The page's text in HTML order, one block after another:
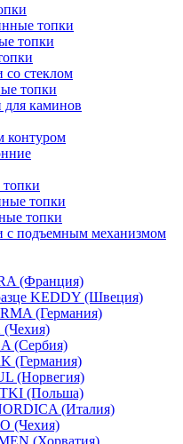
топки
топки
стеклом
топки
каминов
контуром
топки
топки
с подъемным механизмом
(Франция)
KEDDY (Швеция)
(Германия)
(Сербия)
(Германия)
(Норвегия)
(Польша)
(Италия)
(Чехия)
(Хорватия)